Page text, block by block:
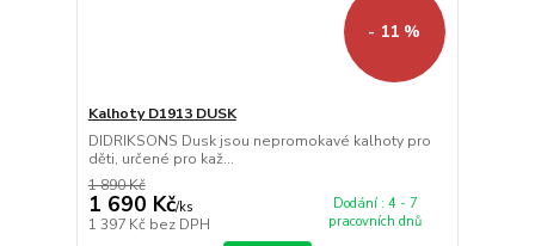
- 11 %
Kalhoty D1913 DUSK
DIDRIKSONS Dusk jsou nepromokavé kalhoty pro
děti, určené pro kaž...
1 890 Kč
1 690 Kč/ks
1 397 Kč bez DPH
Dodání : 4 - 7
pracovních dnů